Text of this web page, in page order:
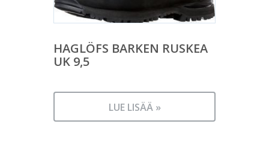
HAGLÖFS BARKEN RUSKEA
UK 9,5
LUE LISÄÄ »